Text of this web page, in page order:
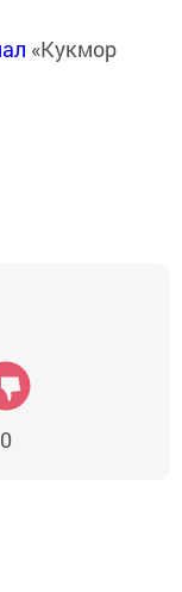
«Кукмор
0